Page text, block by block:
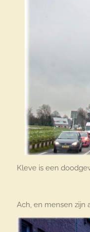
Kleve is een
Ach, en